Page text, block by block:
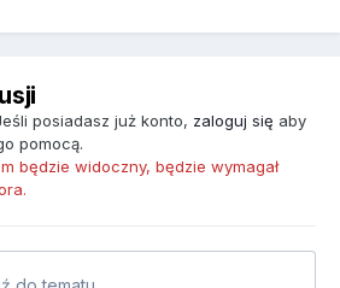
posiadasz już konto, zaloguj się aby
pomocą.
będzie widoczny, będzie wymagał